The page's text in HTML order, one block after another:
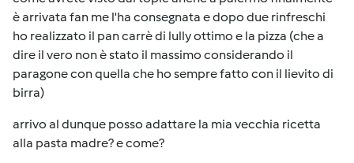
è arrivata fan me l'ha consegnata e dopo due rinfreschi
ho realizzato il pan carrè di lully ottimo e la pizza (che a
dire il vero non è stato il massimo considerando il
paragone con quella che ho sempre fatto con il lievito di
birra)
arrivo al dunque posso adattare la mia vecchia ricetta
alla pasta madre? e come?